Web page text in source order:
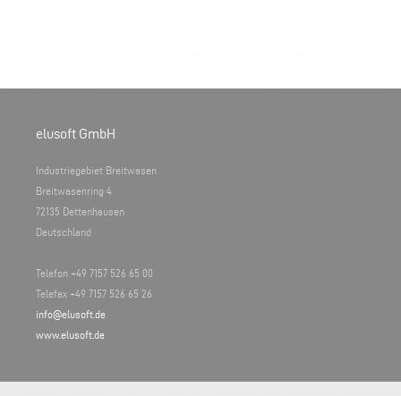
elusoft GmbH
Industriegebiet Breitwasen
Breitwasenring 4
72135 Dettenhausen
Deutschland
Telefon +49 7157 526 65 00
Telefax +49 7157 526 65 26
info@elusoft.de
www.elusoft.de